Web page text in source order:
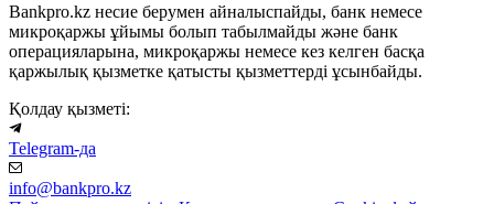
Bankpro.kz несие берумен айналыспайды, банк немесе
микроқаржы ұйымы болып табылмайды және банк
операцияларына, микроқаржы немесе кез келген басқа
қаржылық қызметке қатысты қызметтерді ұсынбайды.
Қолдау қызметі:
Telegram-да
info@bankpro.kz